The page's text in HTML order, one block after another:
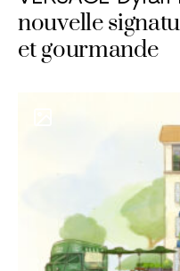
nouvelle
et gourmande